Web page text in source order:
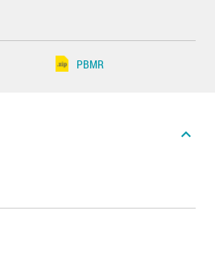
PBMR
expand_less